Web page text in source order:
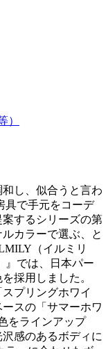
）
し、似合うと言わ
具で手元をコーデ
するシリーズの第
カラーで選ぶ、と
（イルミリ
』では、日本パー
採用しました。
プリングホワイ
スの「サマーホワ
をラインアップ
感のあるボディに